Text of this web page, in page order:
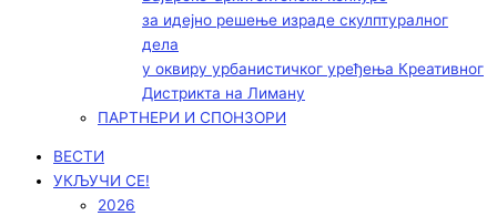
за идејно решење израде скулптуралног
дела
у оквиру урбанистичког уређења Креативног
Дистрикта на Лиману
ПАРТНЕРИ И СПОНЗОРИ
ВЕСТИ
УКЉУЧИ СЕ!
2026